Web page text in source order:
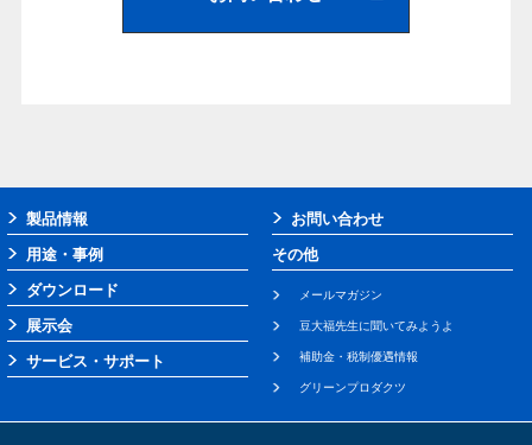
製品情報
用途・事例
ダウンロード
展示会
サービス・サポート
お問い合わせ
その他
メールマガジン
豆大福先生に聞いてみようよ
補助金・税制優遇情報
グリーンプロダクツ